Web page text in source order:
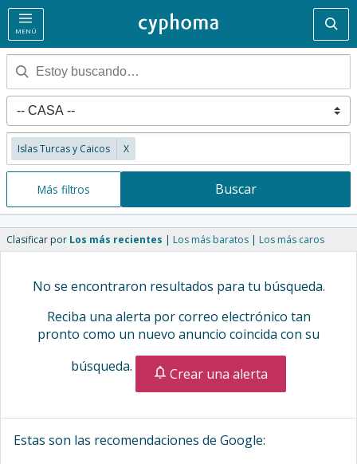
MENÚ
Islas Turcas y Caicos X
Más filtros Buscar
Clasificar por Los más recientes Los más baratos Los más caros
No se encontraron resultados para tu búsqueda.
Reciba una alerta por correo electrónico tan
pronto como un nuevo anuncio coincida con su
búsqueda.
Crear una alerta
Estas son las recomendaciones de Google: